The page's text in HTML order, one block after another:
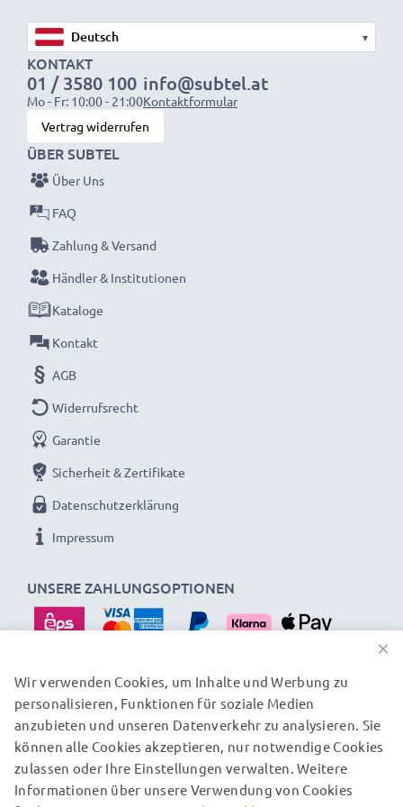
Zusätzliche Bedienelemente
✔ Auslöser für Hochformataufnahmen
✔ Stativgewinde
Lieferumfang
1 Akkugriff
1 Akkuschale
Erleben Sie längere Akkulaufzeit sowie
unvergleichlichen Halt, Stabilität und Kontrolle
mit unseren vertikalen Batteriegriffen von
CELLONIC. Jetzt bestellen – mit 3 Jahren Garantie!
▾
KONTAKT
01 / 3580 100
Mo - Fr: 10:00 - 21:00
info@subtel.at
Kontaktformular
Vertrag widerrufen
UNSERE ZAHLUNGSOPTIONEN
ÜBER SUBTEL
Über Uns
FAQ
Zahlung & Versand
Händler & Institutionen
Kataloge
Kontakt
AGB
Widerrufsrecht
Garantie
Sicherheit & Zertifikate
Datenschutzerklärung
Impressum
UNSERE VERSANDPARTNER
© subtel.at 2026
Alle Preise verstehen sich inklusive Mehrwertsteuer und
×
Wir verwenden Cookies, um Inhalte und Werbung zu
personalisieren, Funktionen für soziale Medien
anzubieten und unseren Datenverkehr zu analysieren. Sie
können alle Cookies akzeptieren, nur notwendige Cookies
zulassen oder Ihre Einstellungen verwalten. Weitere
Informationen über unsere Verwendung von Cookies